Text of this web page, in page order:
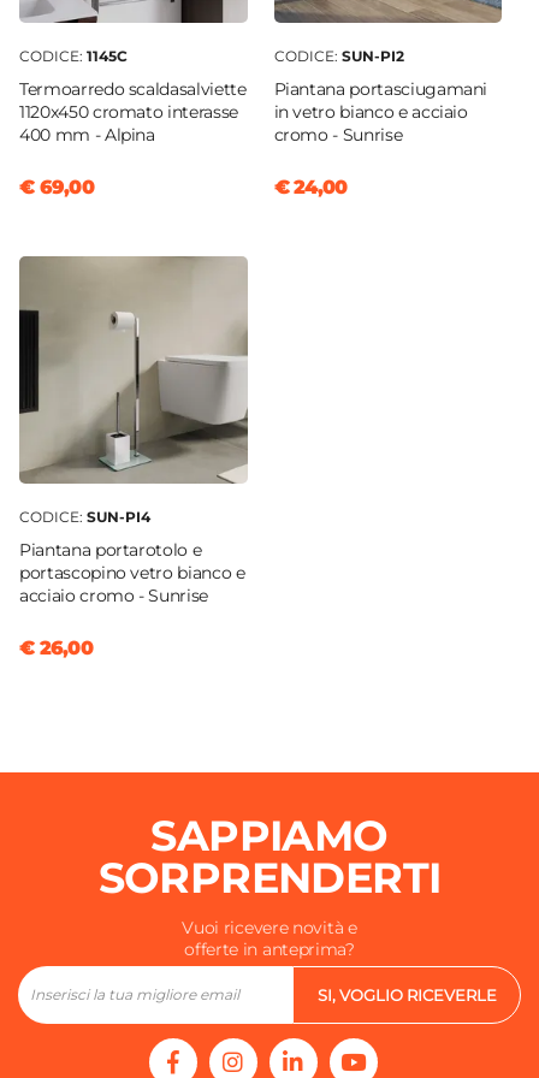
CODICE: 1145C
Termoarredo scaldasalviette
1120x450 cromato interasse
400 mm - Alpina
€ 69,00
CODICE: SUN-PI2
Piantana portasciugamani
in vetro bianco e acciaio
cromo - Sunrise
€ 24,00
CODICE: SUN-PI4
Piantana portarotolo e
portascopino vetro bianco e
acciaio cromo - Sunrise
€ 26,00
SAPPIAMO
SORPRENDERTI
Vuoi ricevere novità e
offerte in anteprima?
SI, VOGLIO RICEVERLE